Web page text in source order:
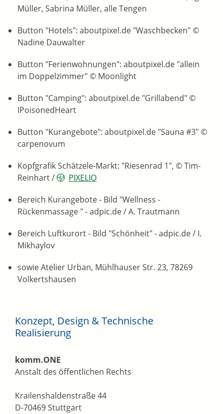
Müller, Sabrina Müller, alle Tengen
Button "Hotels": aboutpixel.de "Waschbecken" ©
Nadine Dauwalter
Button "Ferienwohnungen": aboutpixel.de "allein
im Doppelzimmer" © Moonlight
Button "Camping": aboutpixel.de "Grillabend" ©
IPoisonedHeart
Button "Kurangebote": aboutpixel.de "Sauna #3" ©
carpenovum
Kopfgrafik Schätzele-Markt: "Riesenrad 1"‚ © Tim-
Reinhart /
PIXELIO
Bereich Kurangebote - Bild "Wellness -
Rückenmassage " - adpic.de / A. Trautmann
Bereich Luftkurort - Bild "Schönheit" - adpic.de / I.
Mikhaylov
sowie Atelier Urban, Mühlhauser Str. 23, 78269
Volkertshausen
Konzept, Design & Technische
Realisierung
komm.ONE
Anstalt des öffentlichen Rechts
Krailenshaldenstraße 44
D-70469 Stuttgart